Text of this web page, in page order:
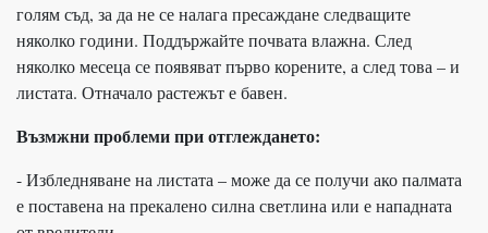
голям съд, за да не се налага пресаждане следващите
няколко години. Поддържайте почвата влажна. След
няколко месеца се появяват първо корените, а след това – и
листата. Отначало растежът е бавен.
Възмжни проблеми при отглеждането:
- Избледняване на листата – може да се получи ако палмата
е поставена на прекалено силна светлина или е нападната